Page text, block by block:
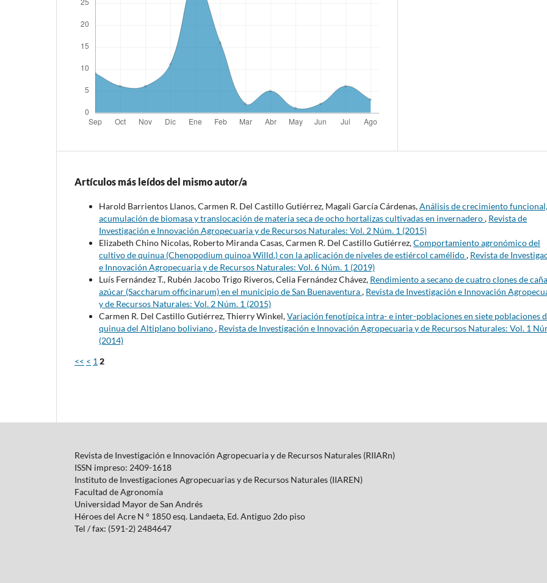
Artículos más leídos del mismo autor/a
Harold Barrientos Llanos, Carmen R. Del Castillo Gutiérrez, Magali García Cárdenas,Análisis de crecimiento funcional,
acumulación de biomasa y translocación de materia seca de ocho hortalizas cultivadas en invernadero, Revista de
Investigación e Innovación Agropecuaria y de Recursos Naturales: Vol. 2 Núm. 1 (2015)
Elizabeth Chino Nicolas, Roberto Miranda Casas, Carmen R. Del Castillo Gutiérrez,Comportamiento agronómico del
cultivo de quinua (Chenopodium quinoa Willd.) con la aplicación de niveles de estiércol camélido, Revista de
e Innovación Agropecuaria y de Recursos Naturales: Vol. 6 Núm. 1 (2019)
Luís Fernández T., Rubén Jacobo Trigo Riveros, Celia Fernández Chávez, Rendimiento a secano de cuatro clones de
azúcar (Saccharum officinarum) en el municipio de San Buenaventura, Revista de Investigación e Innovación
y de Recursos Naturales: Vol. 2 Núm. 1 (2015)
Carmen R. Del Castillo Gutiérrez, Thierry Winkel,Variación fenotípica intra- e inter-poblaciones en siete poblaciones
quinua del Altiplano boliviano, Revista de Investigación e Innovación Agropecuaria y de Recursos Naturales: Vol. 1
(2014)
<< < 1 2
Revista de Investigación e Innovación Agropecuaria y de Recursos Naturales (RIIARn)
ISSN impreso: 2409-1618
Instituto de Investigaciones Agropecuarias y de Recursos Naturales (IIAREN)
Facultad de Agronomía
Universidad Mayor de San Andrés
Héroes del Acre N ° 1850 esq. Landaeta, Ed.Antiguo 2do piso
Tel / fax: (591-2) 2484647